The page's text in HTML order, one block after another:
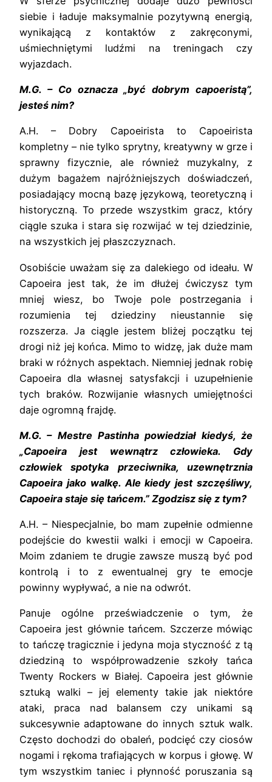
siebie i ładuje maksymalnie pozytywną energią,
wynikającą z kontaktów z zakręconymi,
uśmiechniętymi ludźmi na treningach czy
wyjazdach.
M.G. – Co oznacza „być dobrym capoeristą”,
jesteś nim?
A.H. – Dobry Capoeirista to Capoeirista
kompletny – nie tylko sprytny, kreatywny w grze i
sprawny fizycznie, ale również muzykalny, z
dużym bagażem najróżniejszych doświadczeń,
posiadający mocną bazę językową, teoretyczną i
historyczną. To przede wszystkim gracz, który
ciągle szuka i stara się rozwijać w tej dziedzinie,
na wszystkich jej płaszczyznach.
Osobiście uważam się za dalekiego od ideału. W
Capoeira jest tak, że im dłużej ćwiczysz tym
mniej wiesz, bo Twoje pole postrzegania i
rozumienia tej dziedziny nieustannie się
rozszerza. Ja ciągle jestem bliżej początku tej
drogi niż jej końca. Mimo to widzę, jak duże mam
braki w różnych aspektach. Niemniej jednak robię
Capoeira dla własnej satysfakcji i uzupełnienie
tych braków. Rozwijanie własnych umiejętności
daje ogromną frajdę.
M.G. – Mestre Pastinha powiedział kiedyś, że
„Capoeira jest wewnątrz człowieka. Gdy
człowiek spotyka przeciwnika, uzewnętrznia
Capoeira jako walkę. Ale kiedy jest szczęśliwy,
Capoeira staje się tańcem.” Zgodzisz się z tym?
A.H. – Niespecjalnie, bo mam zupełnie odmienne
podejście do kwestii walki i emocji w Capoeira.
Moim zdaniem te drugie zawsze muszą być pod
kontrolą i to z ewentualnej gry te emocje
powinny wypływać, a nie na odwrót.
Panuje ogólne przeświadczenie o tym, że
Capoeira jest głównie tańcem. Szczerze mówiąc
to tańczę tragicznie i jedyna moja styczność z tą
dziedziną to współprowadzenie szkoły tańca
Twenty Rockers w Białej. Capoeira jest głównie
sztuką walki – jej elementy takie jak niektóre
ataki, praca nad balansem czy unikami są
sukcesywnie adaptowane do innych sztuk walk.
Często dochodzi do obaleń, podcięć czy ciosów
nogami i rękoma trafiających w korpus i głowę. W
tym wszystkim taniec i płynność poruszania są